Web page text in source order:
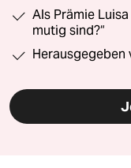
Als Prämie
mutig sind?“
Herausgegeben